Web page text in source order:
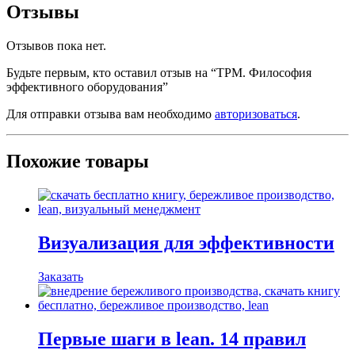
Отзывы
Отзывов пока нет.
Будьте первым, кто оставил отзыв на “TPM. Философия
эффективного оборудования”
Для отправки отзыва вам необходимо авторизоваться.
Похожие товары
Визуализация для эффективности
Заказать
Первые шаги в lean. 14 правил